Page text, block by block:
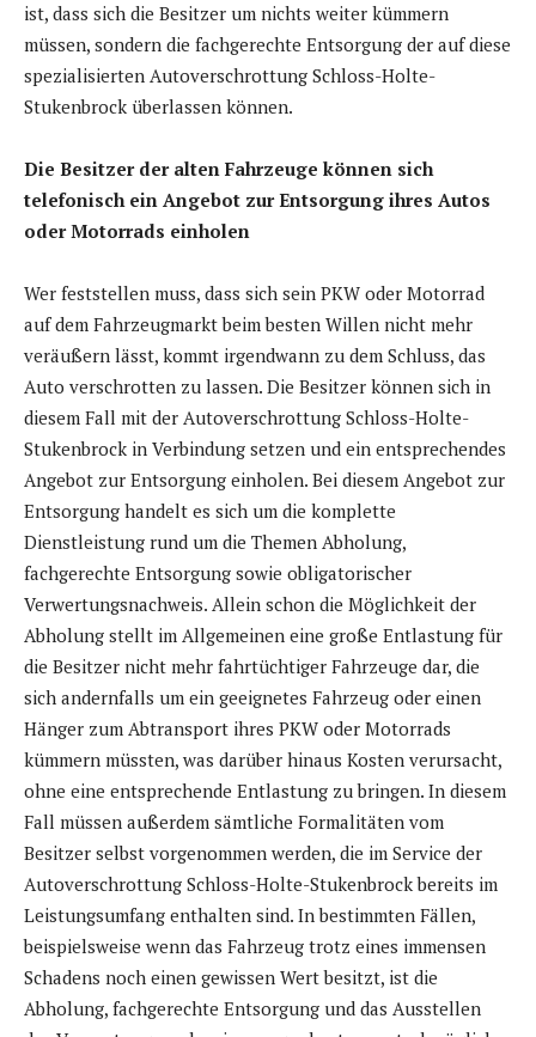
ist, dass sich die Besitzer um nichts weiter kümmern
müssen, sondern die fachgerechte Entsorgung der auf diese
spezialisierten Autoverschrottung Schloss-Holte-
Stukenbrock überlassen können.
Die Besitzer der alten Fahrzeuge können sich
telefonisch ein Angebot zur Entsorgung ihres Autos
oder Motorrads einholen
Wer feststellen muss, dass sich sein PKW oder Motorrad
auf dem Fahrzeugmarkt beim besten Willen nicht mehr
veräußern lässt, kommt irgendwann zu dem Schluss, das
Auto verschrotten zu lassen. Die Besitzer können sich in
diesem Fall mit der Autoverschrottung Schloss-Holte-
Stukenbrock in Verbindung setzen und ein entsprechendes
Angebot zur Entsorgung einholen. Bei diesem Angebot zur
Entsorgung handelt es sich um die komplette
Dienstleistung rund um die Themen Abholung,
fachgerechte Entsorgung sowie obligatorischer
Verwertungsnachweis. Allein schon die Möglichkeit der
Abholung stellt im Allgemeinen eine große Entlastung für
die Besitzer nicht mehr fahrtüchtiger Fahrzeuge dar, die
sich andernfalls um ein geeignetes Fahrzeug oder einen
Hänger zum Abtransport ihres PKW oder Motorrads
kümmern müssten, was darüber hinaus Kosten verursacht,
ohne eine entsprechende Entlastung zu bringen. In diesem
Fall müssen außerdem sämtliche Formalitäten vom
Besitzer selbst vorgenommen werden, die im Service der
Autoverschrottung Schloss-Holte-Stukenbrock bereits im
Leistungsumfang enthalten sind. In bestimmten Fällen,
beispielsweise wenn das Fahrzeug trotz eines immensen
Schadens noch einen gewissen Wert besitzt, ist die
Abholung, fachgerechte Entsorgung und das Ausstellen